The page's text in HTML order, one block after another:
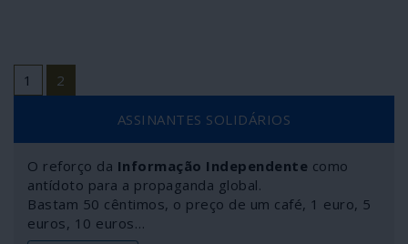
1 2
ASSINANTES SOLIDÁRIOS
O reforço da Informação Independente como
antídoto para a propaganda global.
Bastam 50 cêntimos, o preço de um café, 1 euro, 5
euros, 10 euros…